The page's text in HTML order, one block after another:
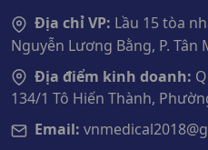
Địa chỉ VP: Lầu 15 tòa
Nguyễn Lương Bằng, P. Tân
Địa điểm kinh doanh:
134/1 Tô Hiến Thành,
Email: